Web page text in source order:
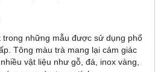
trong những mẫu được sử dụng phổ
Tông màu trà mang lại cảm giác
vật liệu như gỗ, đá, inox vàng,